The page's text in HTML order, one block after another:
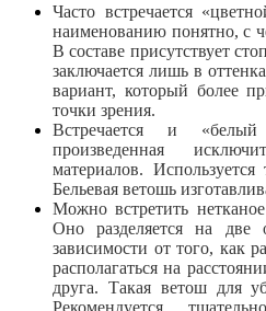
Часто встречается
наименованию понятно, с
В составе присутствует
заключается лишь в
вариант, который более
точки зрения.
Встречается и
произведенная
материалов.
Бельевая ветошь
Можно встретить
Оно разделяется на две
зависимости от того, как
располагаться на
друга. Такая ветош для
Рекомендуется